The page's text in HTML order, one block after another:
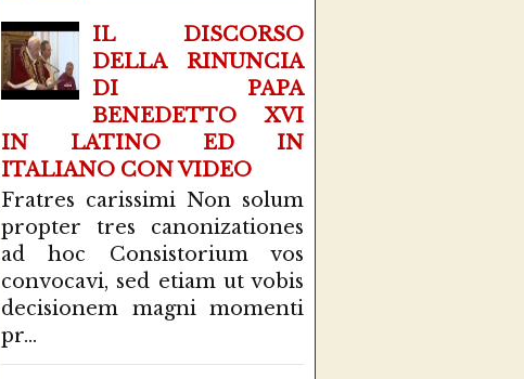
IL DISCORSO
DELLA RINUNCIA
DI PAPA
BENEDETTO XVI
IN LATINO ED IN
ITALIANO CON VIDEO
Fratres carissimi Non solum
propter tres canonizationes
ad hoc Consistorium vos
convocavi, sed etiam ut vobis
decisionem magni momenti
pr...